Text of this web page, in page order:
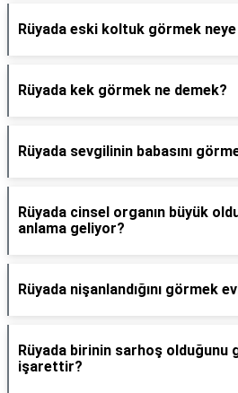
Rüyada eski koltuk görmek
Rüyada kek görmek ne demek?
Rüyada sevgilinin babasını
Rüyada cinsel organın büyük
anlama geliyor?
Rüyada nişanlandığını görmek
Rüyada birinin sarhoş olduğunu
işarettir?